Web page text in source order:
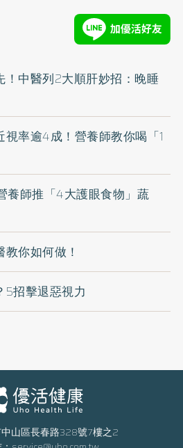
！中醫列2大順肝妙招：晚睡
率逾4成！營養師教你喝「1
養師推「4大護眼食物」蔬
你如何做！
5招擊退惡視力
山區長春路328號7樓之2